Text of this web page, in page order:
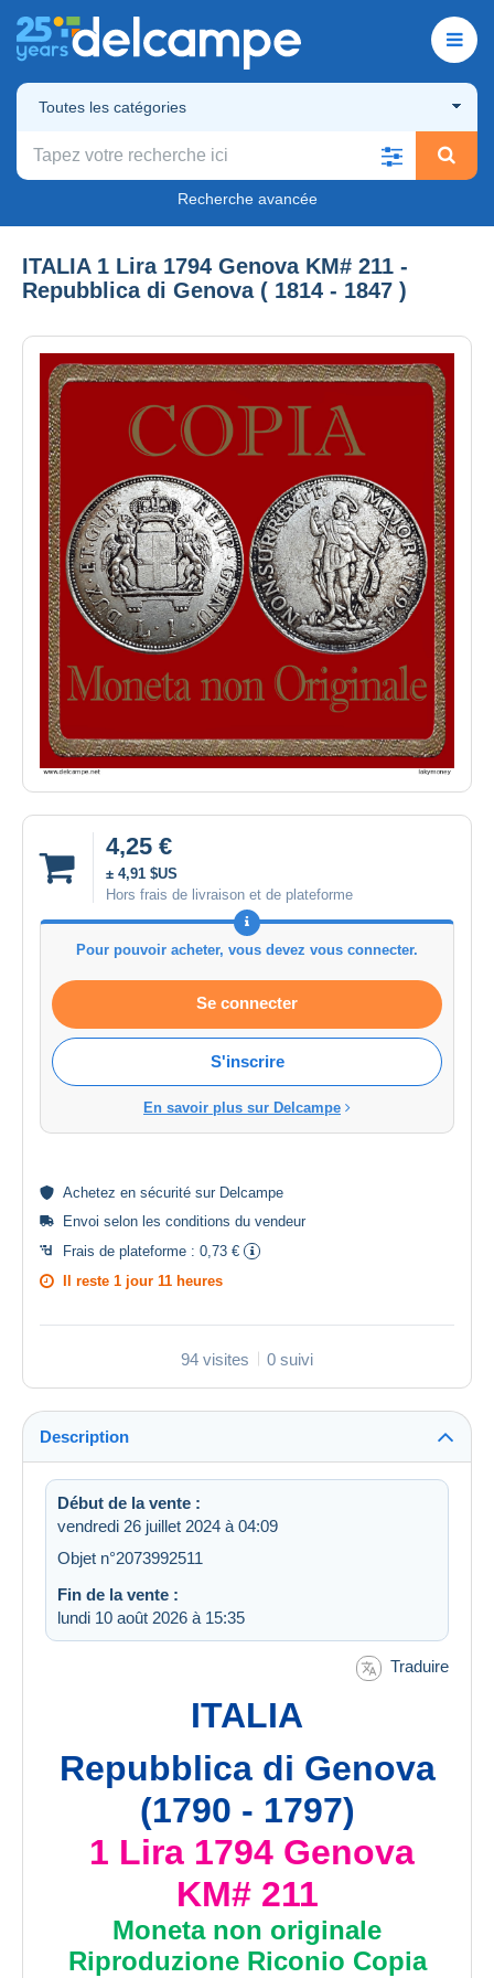
Toutes les catégories
Recherche avancée
ITALIA 1 Lira 1794 Genova KM# 211 -
Repubblica di Genova ( 1814 - 1847 )
4,25 €
± 4,91 $US
Hors frais de livraison et de plateforme
Pour pouvoir acheter, vous devez vous connecter.
Se connecter
S'inscrire
En savoir plus sur Delcampe
Achetez en sécurité sur Delcampe
Envoi selon les conditions du vendeur
Frais de plateforme : 0,73 €
Il reste 1 jour 11 heures
94 visites 0 suivi
Description
Début de la vente :
vendredi 26 juillet 2024 à 04:09
Objet n°2073992511
Fin de la vente :
lundi 10 août 2026 à 15:35
Traduire
ITALIA
Repubblica di Genova
(1790 - 1797)
1 Lira 1794 Genova
KM# 211
Moneta non originale
Riproduzione Riconio Copia